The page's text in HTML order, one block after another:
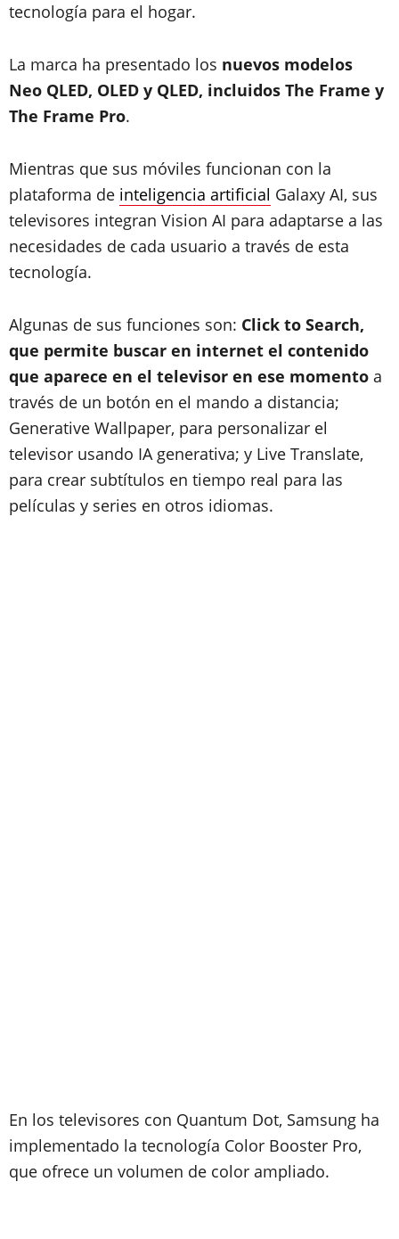
tecnología para el hogar.
La marca ha presentado los nuevos modelos
Neo QLED, OLED y QLED, incluidos The Frame y
The Frame Pro.
Mientras que sus móviles funcionan con la
plataforma de inteligencia artificial Galaxy AI, sus
televisores integran Vision AI para adaptarse a las
necesidades de cada usuario a través de esta
tecnología.
Algunas de sus funciones son: Click to Search,
que permite buscar en internet el contenido
que aparece en el televisor en ese momento a
través de un botón en el mando a distancia;
Generative Wallpaper, para personalizar el
televisor usando IA generativa; y Live Translate,
para crear subtítulos en tiempo real para las
películas y series en otros idiomas.
En los televisores con Quantum Dot, Samsung ha
implementado la tecnología Color Booster Pro,
que ofrece un volumen de color ampliado.